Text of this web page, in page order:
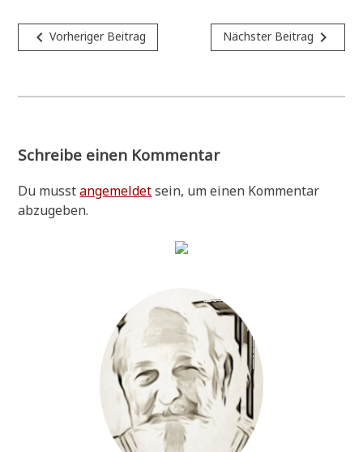
Beitragsnavigation
navigate_beforeVorheriger Beitrag Nächster Beitrag navigate_next
Schreibe einen Kommentar
Du musstangemeldetsein, um einen Kommentar
abzugeben.